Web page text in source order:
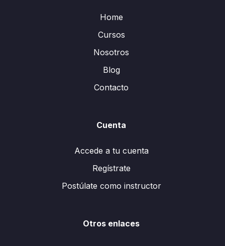
Home
Cursos
Nosotros
Blog
Contacto
Cuenta
Accede a tu cuenta
Regístrate
Postúlate como instructor
Otros enlaces